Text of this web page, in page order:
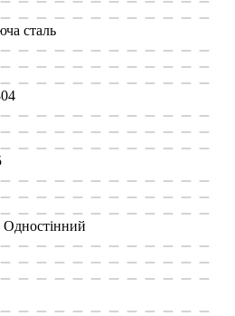
сталь
Одностінний